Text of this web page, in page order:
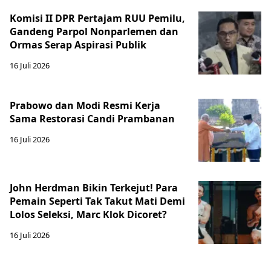
Komisi II DPR Pertajam RUU Pemilu,
Gandeng Parpol Nonparlemen dan
Ormas Serap Aspirasi Publik
16 Juli 2026
Prabowo dan Modi Resmi Kerja
Sama Restorasi Candi Prambanan
16 Juli 2026
John Herdman Bikin Terkejut! Para
Pemain Seperti Tak Takut Mati Demi
Lolos Seleksi, Marc Klok Dicoret?
16 Juli 2026